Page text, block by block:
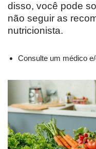
disso, você pode
não seguir as
nutricionista.
Consulte um médico